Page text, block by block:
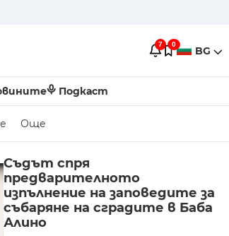
7 0 BG
Подкаст
Още
Съдът спря
предварителното
изпълнение на заповедите за
събаряне на сградите в Баба
Алино